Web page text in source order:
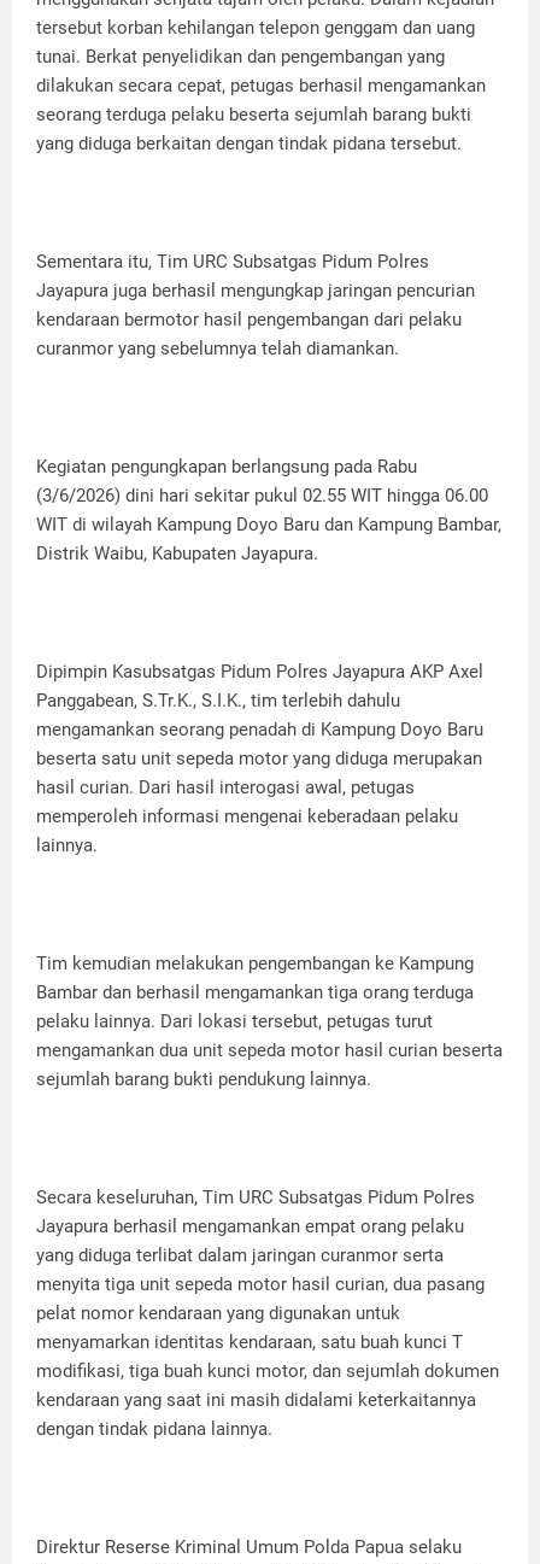
tersebut korban kehilangan telepon genggam dan uang
tunai. Berkat penyelidikan dan pengembangan yang
dilakukan secara cepat, petugas berhasil mengamankan
seorang terduga pelaku beserta sejumlah barang bukti
yang diduga berkaitan dengan tindak pidana tersebut.
Sementara itu, Tim URC Subsatgas Pidum Polres
Jayapura juga berhasil mengungkap jaringan pencurian
kendaraan bermotor hasil pengembangan dari pelaku
curanmor yang sebelumnya telah diamankan.
Kegiatan pengungkapan berlangsung pada Rabu
(3/6/2026) dini hari sekitar pukul 02.55 WIT hingga 06.00
WIT di wilayah Kampung Doyo Baru dan Kampung Bambar,
Distrik Waibu, Kabupaten Jayapura.
Dipimpin Kasubsatgas Pidum Polres Jayapura AKP Axel
Panggabean, S.Tr.K., S.I.K., tim terlebih dahulu
mengamankan seorang penadah di Kampung Doyo Baru
beserta satu unit sepeda motor yang diduga merupakan
hasil curian. Dari hasil interogasi awal, petugas
memperoleh informasi mengenai keberadaan pelaku
lainnya.
Tim kemudian melakukan pengembangan ke Kampung
Bambar dan berhasil mengamankan tiga orang terduga
pelaku lainnya. Dari lokasi tersebut, petugas turut
mengamankan dua unit sepeda motor hasil curian beserta
sejumlah barang bukti pendukung lainnya.
Secara keseluruhan, Tim URC Subsatgas Pidum Polres
Jayapura berhasil mengamankan empat orang pelaku
yang diduga terlibat dalam jaringan curanmor serta
menyita tiga unit sepeda motor hasil curian, dua pasang
pelat nomor kendaraan yang digunakan untuk
menyamarkan identitas kendaraan, satu buah kunci T
modifikasi, tiga buah kunci motor, dan sejumlah dokumen
kendaraan yang saat ini masih didalami keterkaitannya
dengan tindak pidana lainnya.
Direktur Reserse Kriminal Umum Polda Papua selaku